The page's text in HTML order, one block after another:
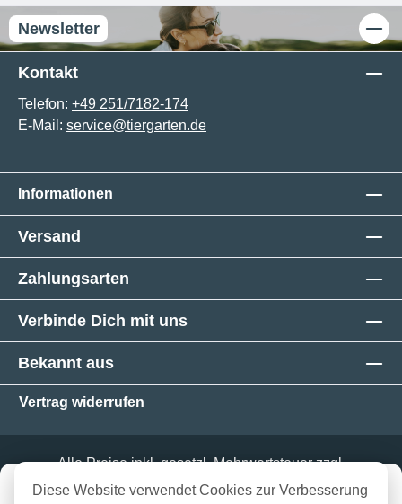
in 3-5 Werktagen bei dir
Newsletter
Kontakt
Telefon: +49 251/7182-174
E-Mail: service@tiergarten.de
Informationen
Versand
Zahlungsarten
Verbinde Dich mit uns
Bekannt aus
Vertrag widerrufen
Alle Preise inkl. gesetzl. Mehrwertsteuer zzgl.
Versandkosten und ggf. Nachnahmegebühren, wenn
Diese Website verwendet Cookies zur Verbesserung